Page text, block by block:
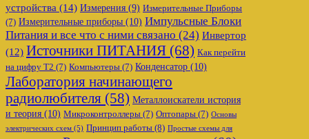
устройства (14) Измерения (9) Измерительные Приборы
(7) Измерительные приборы (10) Импульсные Блоки
Питания и все что с ними связано (24) Инвертор
(12) Источники ПИТАНИЯ (68) Как перейти
на цифру Т2 (7) Компьютеры (7) Конденсатор (10)
Лаборатория начинающего
радиолюбителя (58) Металлоискатели история
и теория (10) Микроконтроллеры (7) Оптопары (7) Основы
электрических схем (5) Принцип работы (8) Простые схемы для